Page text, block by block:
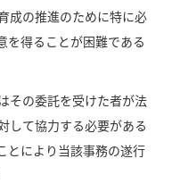
成の推進のために特に必
を得ることが困難である
その委託を受けた者が法
して協力する必要がある
とにより当該事務の遂行